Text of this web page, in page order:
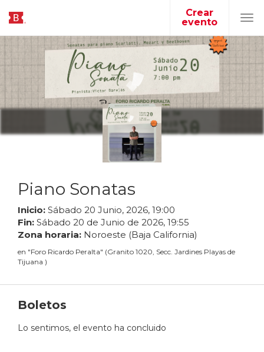
Crear
evento
Piano Sonatas
Inicio: Sábado 20 Junio, 2026, 19:00
Fin: Sábado 20 de Junio de 2026, 19:55
Zona horaria: Noroeste (Baja California)
en "Foro Ricardo Peralta" (Granito 1020, Secc. Jardines Playas de
Tijuana )
Boletos
Lo sentimos, el evento ha concluido